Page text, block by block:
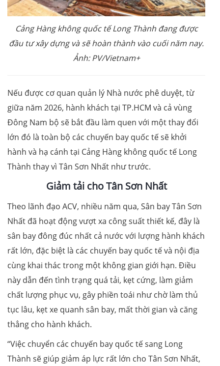
Cảng Hàng không quốc tế Long Thành đang được
đầu tư xây dựng và sẽ hoàn thành vào cuối năm nay.
Ảnh: PV/Vietnam+
Nếu được cơ quan quản lý Nhà nước phê duyệt, từ
giữa năm 2026, hành khách tại TP.HCM và cả vùng
Đông Nam bộ sẽ bắt đầu làm quen với một thay đổi
lớn đó là toàn bộ các chuyến bay quốc tế sẽ khởi
hành và hạ cánh tại Cảng Hàng không quốc tế Long
Thành thay vì Tân Sơn Nhất như trước.
Giảm tải cho Tân Sơn Nhất
Theo lãnh đạo ACV, nhiều năm qua, Sân bay Tân Sơn
Nhất đã hoạt động vượt xa công suất thiết kế, đây là
sân bay đông đúc nhất cả nước với lượng hành khách
rất lớn, đặc biệt là các chuyến bay quốc tế và nội địa
cùng khai thác trong một không gian giới hạn. Điều
này dẫn đến tình trạng quá tải, kẹt cứng, làm giảm
chất lượng phục vụ, gây phiền toái như chờ làm thủ
tục lâu, kẹt xe quanh sân bay, mất thời gian và căng
thẳng cho hành khách.
“Việc chuyển các chuyến bay quốc tế sang Long
Thành sẽ giúp giảm áp lực rất lớn cho Tân Sơn Nhất,